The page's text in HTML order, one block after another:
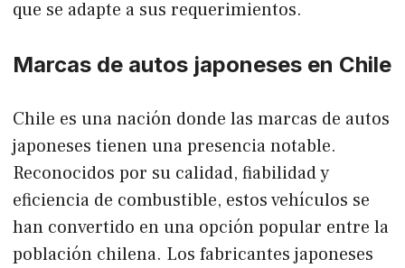
que se adapte a sus requerimientos.
Marcas de autos japoneses en Chile
Chile es una nación donde las marcas de autos
japoneses tienen una presencia notable.
Reconocidos por su calidad, fiabilidad y
eficiencia de combustible, estos vehículos se
han convertido en una opción popular entre la
población chilena. Los fabricantes japoneses